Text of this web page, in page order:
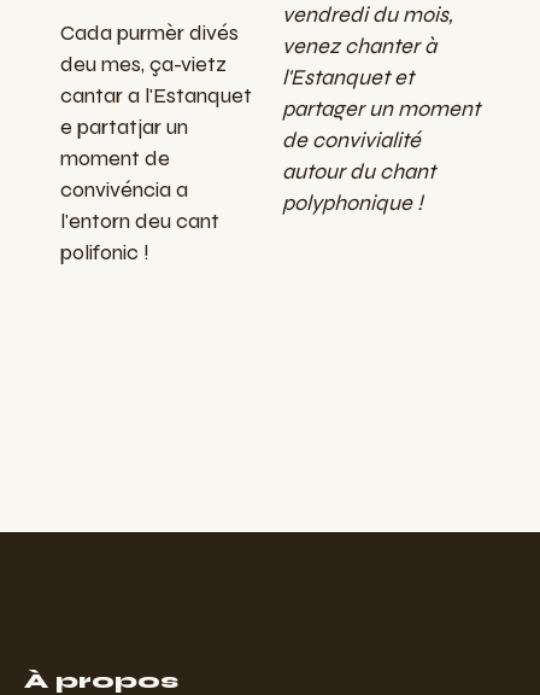
Cada purmèr divés
deu mes, ça-vietz
cantar a l'Estanquet
e partatjar un
moment de
convivéncia a
l'entorn deu cant
polifonic !
vendredi du mois,
venez chanter à
l'Estanquet et
partager un moment
de convivialité
autour du chant
polyphonique !
À propos